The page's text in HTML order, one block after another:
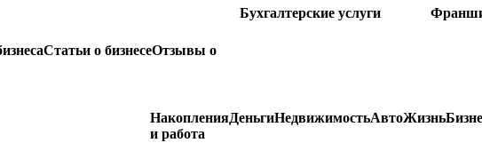
Бухгалтерские услуги
Статьи о бизнесеОтзывы о
НакопленияДеньгиНедвижимостьАвтоЖизнь
и работа